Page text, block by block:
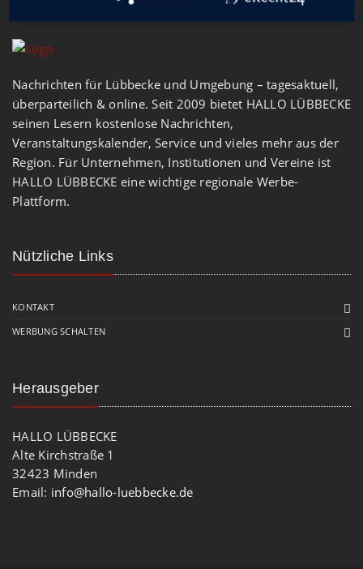
Nachrichten für Lübbecke und Umgebung – tagesaktuell,
überparteilich & online. Seit 2009 bietet HALLO LÜBBECKE
seinen Lesern kostenlose Nachrichten,
Veranstaltungskalender, Service und vieles mehr aus der
Region. Für Unternehmen, Institutionen und Vereine ist
HALLO LÜBBECKE eine wichtige regionale Werbe-
Plattform.
Nützliche Links
KONTAKT
WERBUNG SCHALTEN
Herausgeber
HALLO LÜBBECKE
Alte Kirchstraße 1
32423 Minden
Email: info@hallo-luebbecke.de